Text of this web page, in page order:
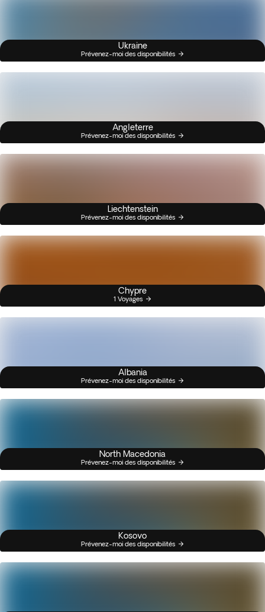
Ukraine
Prévenez-moi des disponibilités
Angleterre
Prévenez-moi des disponibilités
Liechtenstein
Prévenez-moi des disponibilités
Chypre
1 Voyages
Albania
Prévenez-moi des disponibilités
North Macedonia
Prévenez-moi des disponibilités
Kosovo
Prévenez-moi des disponibilités